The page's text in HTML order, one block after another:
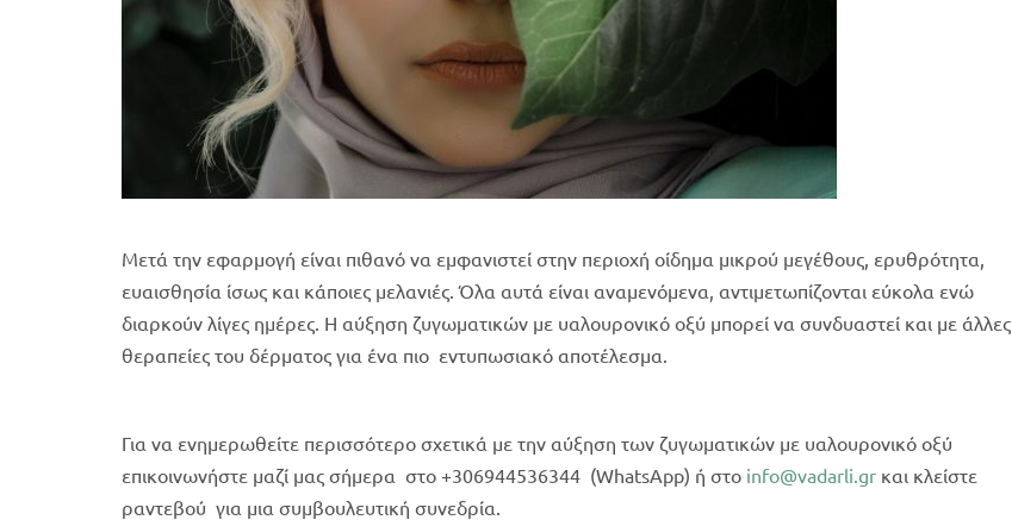
Μετά την εφαρμογή είναι πιθανό να εμφανιστεί στην περιοχή οίδημα μικρού μεγέθους, ερυθρότητα,
ευαισθησία ίσως και κάποιες μελανιές. Όλα αυτά είναι αναμενόμενα, αντιμετωπίζονται εύκολα ενώ
διαρκούν λίγες ημέρες. Η αύξηση ζυγωματικών με υαλουρονικό οξύ μπορεί να συνδυαστεί και με άλλες
θεραπείες του δέρματος για ένα πιο εντυπωσιακό αποτέλεσμα.
Για να ενημερωθείτε περισσότερο σχετικά με την αύξηση των ζυγωματικών με υαλουρονικό οξύ
επικοινωνήστε μαζί μας σήμερα στο +306944536344 (WhatsApp) ή στο info@vadarli.gr και κλείστε
ραντεβού για μια συμβουλευτική συνεδρία.